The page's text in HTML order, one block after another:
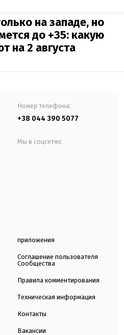
на западе, но
до +35: какую
на 2 августа
Номер телефона:
+38 044 390 5077
Мы в соцсетях:
приложения
Соглашение пользователя
Сообщества
Правила комментирования
Техническая информация
Контакты
Вакансии